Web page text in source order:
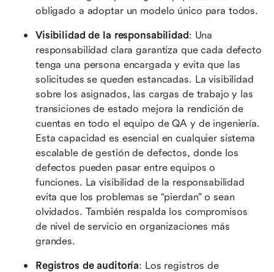
obligado a adoptar un modelo único para todos.
Visibilidad de la responsabilidad: Una
responsabilidad clara garantiza que cada defecto
tenga una persona encargada y evita que las
solicitudes se queden estancadas. La visibilidad
sobre los asignados, las cargas de trabajo y las
transiciones de estado mejora la rendición de
cuentas en todo el equipo de QA y de ingeniería.
Esta capacidad es esencial en cualquier sistema
escalable de gestión de defectos, donde los
defectos pueden pasar entre equipos o
funciones. La visibilidad de la responsabilidad
evita que los problemas se “pierdan” o sean
olvidados. También respalda los compromisos
de nivel de servicio en organizaciones más
grandes.
Registros de auditoría: Los registros de